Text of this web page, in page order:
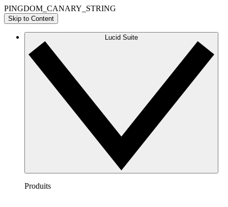
PINGDOM_CANARY_STRING
Skip to Content
Lucid Suite
Produits